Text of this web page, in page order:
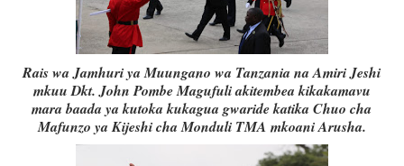
Rais wa Jamhuri ya Muungano wa Tanzania na Amiri Jeshi
mkuu Dkt. John Pombe Magufuli akitembea kikakamavu
mara baada ya kutoka kukagua gwaride katika Chuo cha
Mafunzo ya Kijeshi cha Monduli TMA mkoani Arusha.